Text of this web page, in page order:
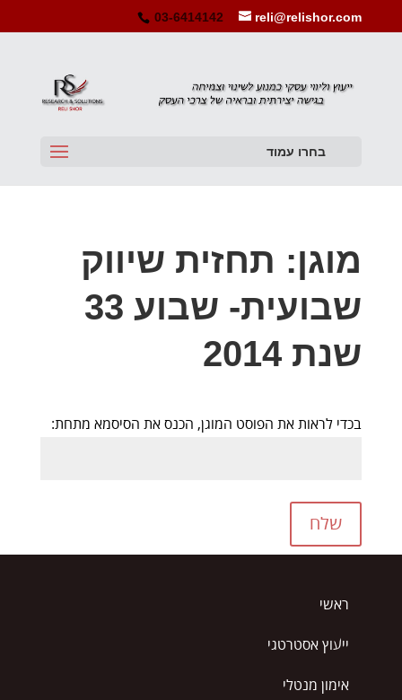
03-6414142 reli@relishor.com
בחרו עמוד
מוגן: תחזית שיווק
שבועית- שבוע 33
שנת 2014
בכדי לראות את הפוסט המוגן, הכנס את הסיסמא מתחת:
שלח
ראשי
ייעוץ אסטרטגי
אימון מנטלי